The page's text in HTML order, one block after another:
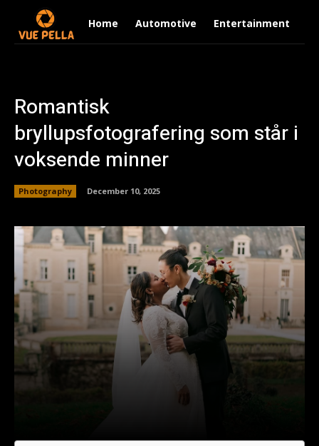
Home Automotive Entertainment
Romantisk
bryllupsfotografering som står i
voksende minner
Photography December 10, 2025